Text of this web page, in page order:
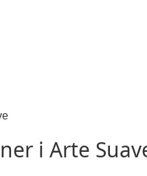
i Arte